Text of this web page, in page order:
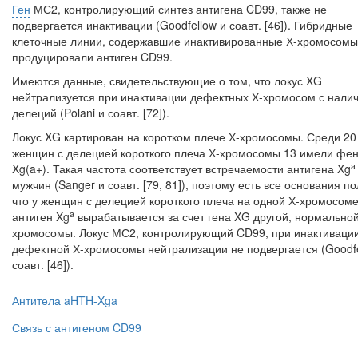
Ген МС2, контролирующий синтез антигена CD99, также не
подвергается инактивации (Goodfellow и соавт. [46]). Гибридные
клеточные линии, содержав­шие инактивированные Х-
продуцировали антиген CD99.
Имеются данные, свидетельствующие о том, что локус XG
нейтрализуется при инактивации дефектных Х-хромосом с
делеций (Polani и соавт. [72]).
Локус XG картирован на коротком плече Х-хромосомы. Среди 20
женщин с делецией короткого плеча Х-хромосомы 13 имели
Xg(a+). Такая ча­стота соответствует встречаемости антигена Xga
мужчин (Sanger и соавт. [79, 81]), поэтому есть все основания
что у женщин с делецией ко­роткого плеча на одной Х-хромосоме
антиген Xga вырабатывается за счет гена XG другой,
хромосомы. Локус МС2, контролирующий CD99, при
дефектной Х-хромосомы нейтрализации не подвергается
соавт. [46]).
Антитела aHTH-Xga
Связь с антигеном CD99